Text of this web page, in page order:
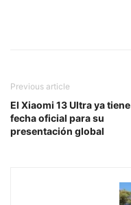
Previous article
El Xiaomi 13 Ultra ya tiene
fecha oficial para su
presentación global